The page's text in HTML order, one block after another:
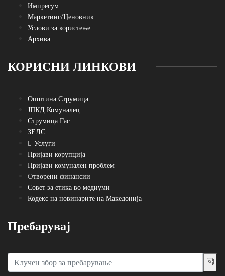
Импресум
Маркетинг/Ценовник
Услови за користење
Архива
КОРИСНИ ЛИНКОВИ
Општина Струмица
ЈПКД Комуналец
Струмица Гас
ЗЕЛС
E-Услуги
Пријави корупција
Пријави комунален проблем
Oтворени финансии
Совет за етика во медиуми
Кодекс на новинарите на Македонија
Пребарувај